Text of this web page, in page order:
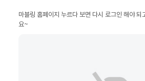
마블링 홈페이지 누르다 보면 다시 로그인 해야 되
요~